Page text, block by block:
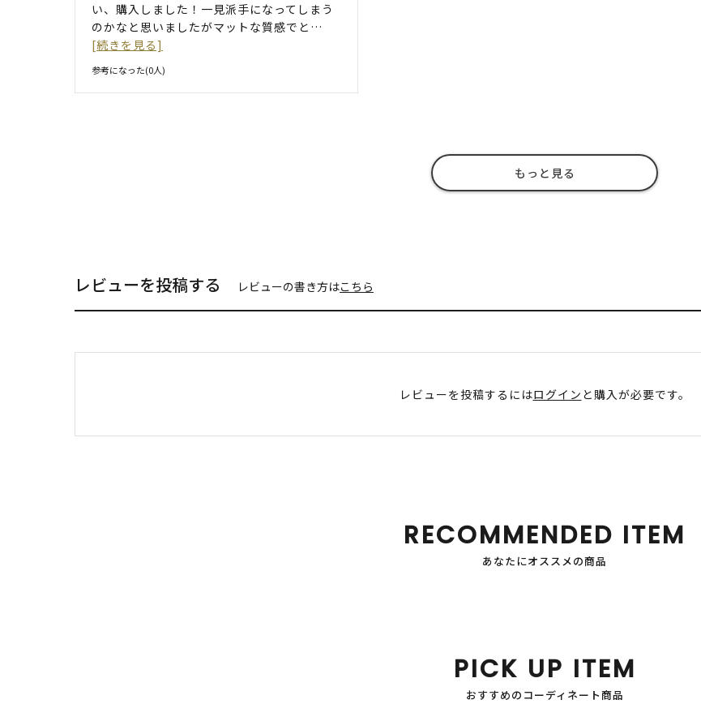
い、購入しました！一見派手になってしまう
のかなと思いましたがマットな質感でと …
[続きを見る]
参考になった(0人)
もっと見る
レビューを投稿する レビューの書き方はこちら
レビューを投稿するにはログイン と購入が必要です。
RECOMMENDED ITEM
あなたにオススメの商品
PICK UP ITEM
おすすめのコーディネート商品